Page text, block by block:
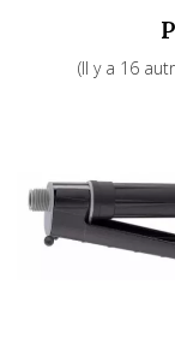
(Il y a 16